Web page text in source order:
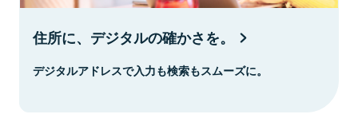
住所に、デジタルの確かさを。
デジタルアドレスで入力も検索もスムーズに。